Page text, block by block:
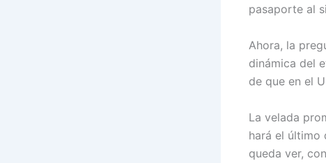
pasaporte al
Ahora, la
dinámica del
de que en el
La velada
hará el último
queda ver,